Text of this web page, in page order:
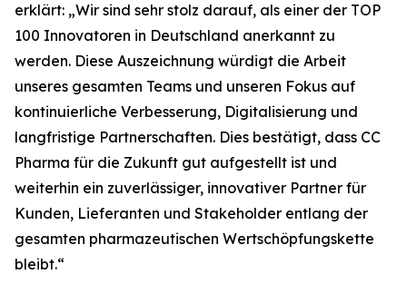
erklärt: „Wir sind sehr stolz darauf, als einer der TOP
100 Innovatoren in Deutschland anerkannt zu
werden. Diese Auszeichnung würdigt die Arbeit
unseres gesamten Teams und unseren Fokus auf
kontinuierliche Verbesserung, Digitalisierung und
langfristige Partnerschaften. Dies bestätigt, dass CC
Pharma für die Zukunft gut aufgestellt ist und
weiterhin ein zuverlässiger, innovativer Partner für
Kunden, Lieferanten und Stakeholder entlang der
gesamten pharmazeutischen Wertschöpfungskette
bleibt.“